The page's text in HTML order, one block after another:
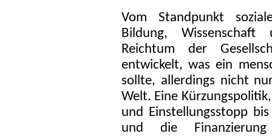
Vom Standpunkt
Bildung,
Reichtum der
entwickelt, was ein
sollte, allerdings nicht
Welt. Eine
und Einstellungsstopp
und die